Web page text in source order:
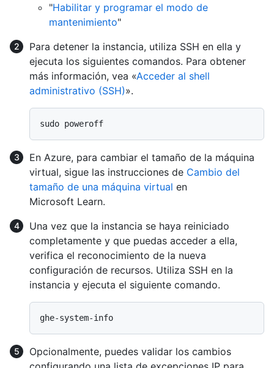
"Habilitar y programar el modo de
mantenimiento"
Para detener la instancia, utiliza SSH en ella y
ejecuta los siguientes comandos. Para obtener
más información, vea «Acceder al shell
administrativo (SSH)».
En Azure, para cambiar el tamaño de la máquina
virtual, sigue las instrucciones de Cambio del
tamaño de una máquina virtual en
Microsoft Learn.
Una vez que la instancia se haya reiniciado
completamente y que puedas acceder a ella,
verifica el reconocimiento de la nueva
configuración de recursos. Utiliza SSH en la
instancia y ejecuta el siguiente comando.
Opcionalmente, puedes validar los cambios